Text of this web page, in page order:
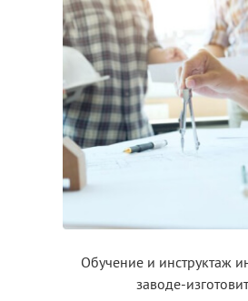
Обучение и инструктаж
заводе-